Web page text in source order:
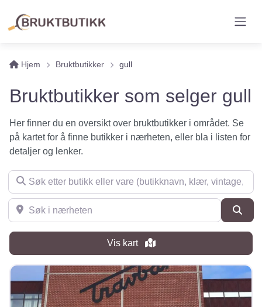
Hjem Bruktbutikker gull
Bruktbutikker som selger gull
Her finner du en oversikt over bruktbutikker i området. Se
på kartet for å finne butikker i nærheten, eller bla i listen for
detaljer og lenker.
Søk etter butikk eller vare (butikknavn, klær, vintage, møbler
Søk i nærheten
Vis kart